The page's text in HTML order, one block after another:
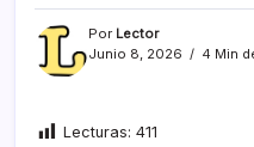
Por Lector
Junio 8, 2026
4 Min
Lecturas: 411